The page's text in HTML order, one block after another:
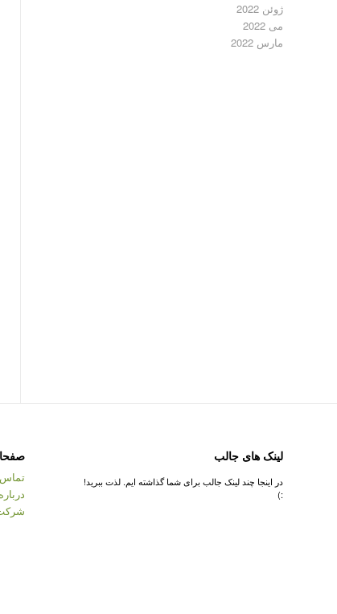
ژوئن 2022
می 2022
مارس 2022
لینک های جالب
در اینجا چند لینک جالب برای شما گذاشته ایم. لذت ببرید!
:)